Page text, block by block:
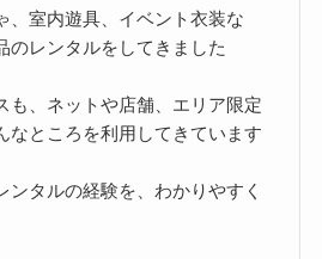
、室内遊具、イベント衣装な
のレンタルをしてきました
も、ネットや店舗、エリア限定
なところを利用してきています
ンタルの経験を、わかりやすく